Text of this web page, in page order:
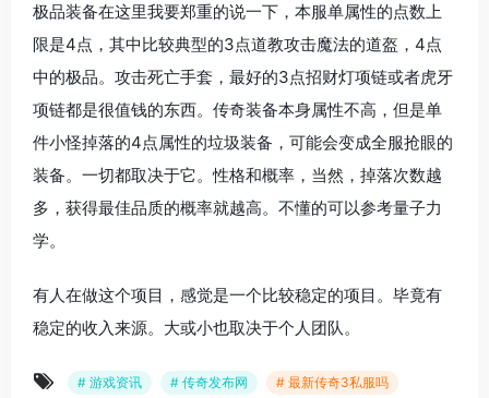
极品装备在这里我要郑重的说一下，本服单属性的点数上
限是4点，其中比较典型的3点道教攻击魔法的道盔，4点
中的极品。攻击死亡手套，最好的3点招财灯项链或者虎牙
项链都是很值钱的东西。传奇装备本身属性不高，但是单
件小怪掉落的4点属性的垃圾装备，可能会变成全服抢眼的
装备。一切都取决于它。性格和概率，当然，掉落次数越
多，获得最佳品质的概率就越高。不懂的可以参考量子力
学。
有人在做这个项目，感觉是一个比较稳定的项目。毕竟有
稳定的收入来源。大或小也取决于个人团队。
# 游戏资讯 # 传奇发布网
# 最新传奇3私服吗